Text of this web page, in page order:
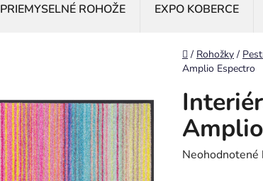
PRIEMYSELNÉ ROHOŽE EXPO KOBERCE
Domov
/ Rohožky /
Amplio Espectro
Priemerné
Neohodnotené